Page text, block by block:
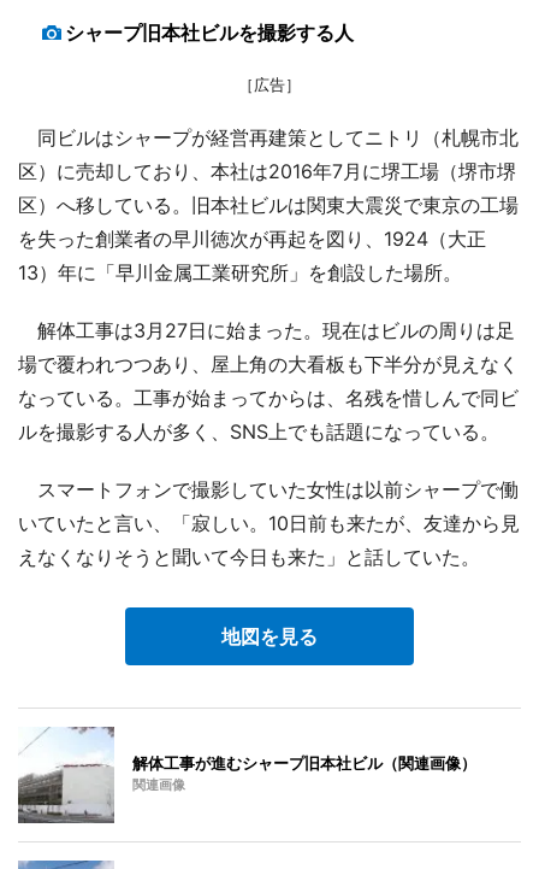
シャープ旧本社ビルを撮影する人
［広告］
同ビルはシャープが経営再建策としてニトリ（札幌市北
区）に売却しており、本社は2016年7月に堺工場（堺市堺
区）へ移している。旧本社ビルは関東大震災で東京の工場
を失った創業者の早川徳次が再起を図り、1924（大正
13）年に「早川金属工業研究所」を創設した場所。
解体工事は3月27日に始まった。現在はビルの周りは足
場で覆われつつあり、屋上角の大看板も下半分が見えなく
なっている。工事が始まってからは、名残を惜しんで同ビ
ルを撮影する人が多く、SNS上でも話題になっている。
スマートフォンで撮影していた女性は以前シャープで働
いていたと言い、「寂しい。10日前も来たが、友達から見
えなくなりそうと聞いて今日も来た」と話していた。
地図を見る
解体工事が進むシャープ旧本社ビル（関連画像）
関連画像